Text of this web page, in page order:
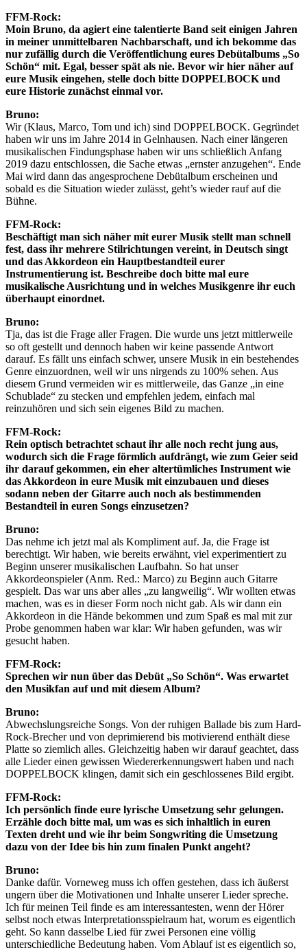
FFM-Rock:
Moin Bruno, da agiert eine talentierte Band seit einigen Jahren
in meiner unmittelbaren Nachbarschaft, und ich bekomme das
nur zufällig durch die Veröffentlichung eures Debütalbums „So
Schön“ mit. Egal, besser spät als nie. Bevor wir hier näher auf
eure Musik eingehen, stelle doch bitte DOPPELBOCK und
eure Historie zunächst einmal vor.
Bruno:
Wir (Klaus, Marco, Tom und ich) sind DOPPELBOCK. Gegründet
haben wir uns im Jahre 2014 in Gelnhausen. Nach einer längeren
musikalischen Findungsphase haben wir uns schließlich Anfang
2019 dazu entschlossen, die Sache etwas „ernster anzugehen“. Ende
Mai wird dann das angesprochene Debütalbum erscheinen und
sobald es die Situation wieder zulässt, geht’s wieder rauf auf die
Bühne.
FFM-Rock:
Beschäftigt man sich näher mit eurer Musik stellt man schnell
fest, dass ihr mehrere Stilrichtungen vereint, in Deutsch singt
und das Akkordeon ein Hauptbestandteil eurer
Instrumentierung ist. Beschreibe doch bitte mal eure
musikalische Ausrichtung und in welches Musikgenre ihr euch
überhaupt einordnet.
Bruno:
Tja, das ist die Frage aller Fragen. Die wurde uns jetzt mittlerweile
so oft gestellt und dennoch haben wir keine passende Antwort
darauf. Es fällt uns einfach schwer, unsere Musik in ein bestehendes
Genre einzuordnen, weil wir uns nirgends zu 100% sehen. Aus
diesem Grund vermeiden wir es mittlerweile, das Ganze „in eine
Schublade“ zu stecken und empfehlen jedem, einfach mal
reinzuhören und sich sein eigenes Bild zu machen.
FFM-Rock:
Rein optisch betrachtet schaut ihr alle noch recht jung aus,
wodurch sich die Frage förmlich aufdrängt, wie zum Geier seid
ihr darauf gekommen, ein eher altertümliches Instrument wie
das Akkordeon in eure Musik mit einzubauen und dieses
sodann neben der Gitarre auch noch als bestimmenden
Bestandteil in euren Songs einzusetzen?
Bruno:
Das nehme ich jetzt mal als Kompliment auf. Ja, die Frage ist
berechtigt. Wir haben, wie bereits erwähnt, viel experimentiert zu
Beginn unserer musikalischen Laufbahn. So hat unser
Akkordeonspieler (Anm. Red.: Marco) zu Beginn auch Gitarre
gespielt. Das war uns aber alles „zu langweilig“. Wir wollten etwas
machen, was es in dieser Form noch nicht gab. Als wir dann ein
Akkordeon in die Hände bekommen und zum Spaß es mal mit zur
Probe genommen haben war klar: Wir haben gefunden, was wir
gesucht haben.
FFM-Rock:
Sprechen wir nun über das Debüt „So Schön“. Was erwartet
den Musikfan auf und mit diesem Album?
Bruno:
Abwechslungsreiche Songs. Von der ruhigen Ballade bis zum Hard-
Rock-Brecher und von deprimierend bis motivierend enthält diese
Platte so ziemlich alles. Gleichzeitig haben wir darauf geachtet, dass
alle Lieder einen gewissen Wiedererkennungswert haben und nach
DOPPELBOCK klingen, damit sich ein geschlossenes Bild ergibt.
FFM-Rock:
Ich persönlich finde eure lyrische Umsetzung sehr gelungen.
Erzähle doch bitte mal, um was es sich inhaltlich in euren
Texten dreht und wie ihr beim Songwriting die Umsetzung
dazu von der Idee bis hin zum finalen Punkt angeht?
Bruno:
Danke dafür. Vorneweg muss ich offen gestehen, dass ich äußerst
ungern über die Motivationen und Inhalte unserer Lieder spreche.
Ich für meinen Teil finde es am interessantesten, wenn der Hörer
selbst noch etwas Interpretationsspielraum hat, worum es eigentlich
geht. So kann dasselbe Lied für zwei Personen eine völlig
unterschiedliche Bedeutung haben. Vom Ablauf ist es eigentlich so,